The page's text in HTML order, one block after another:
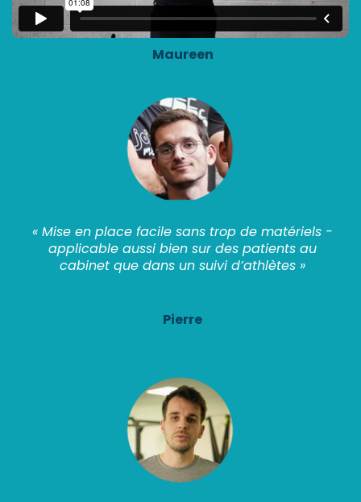
Maureen
« Mise en place facile sans trop de matériels -
applicable aussi bien sur des patients au
cabinet que dans un suivi d’athlètes »
Pierre